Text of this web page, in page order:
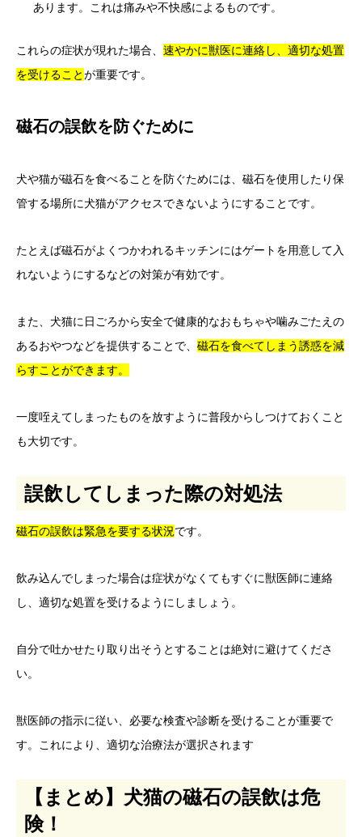
あります。これは痛みや不快感によるものです。
これらの症状が現れた場合、 速やかに獣医に連絡し、適切な処置
を受けることが重要です。
磁石の誤飲を防ぐために
犬や猫が磁石を食べることを防ぐためには、磁石を使用したり保
管する場所に犬猫がアクセスできないようにすることです。
たとえば磁石がよくつかわれるキッチンにはゲートを用意して入
れないようにするなどの対策が有効です。
また、犬猫に日ごろから安全で健康的なおもちゃや噛みごたえの
あるおやつなどを提供することで、 磁石を食べてしまう誘惑を減
らすことができます。
一度咥えてしまったものを放すように普段からしつけておくこと
も大切です。
誤飲してしまった際の対処法
磁石の誤飲は緊急を要する状況です。
飲み込んでしまった場合は症状がなくてもすぐに獣医師に連絡
し、適切な処置を受けるようにしましょう。
自分で吐かせたり取り出そうとすることは絶対に避けてくださ
い。
獣医師の指示に従い、必要な検査や診断を受けることが重要で
す。これにより、適切な治療法が選択されます
【まとめ】犬猫の磁石の誤飲は危
険！